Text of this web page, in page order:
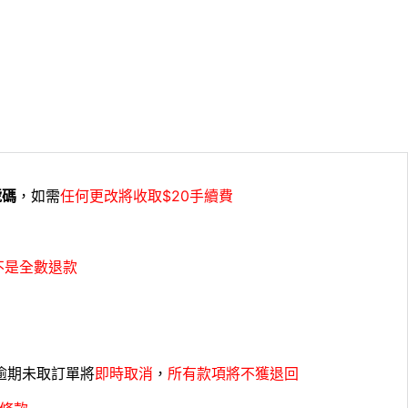
，如需任何更改將收取$20手續費
是全數退款
期未取訂單將即時取消 ， 所有款項將不獲退回